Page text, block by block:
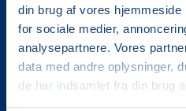
din brug af vores
for sociale medier,
analysepartnere. Vores
data med andre oplysninger,
de har indsamlet fra din brug